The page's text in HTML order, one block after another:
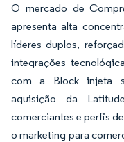
O mercado de
apresenta alta
líderes duplos,
integrações
com a Block injeta
aquisição da
comerciantes e perfis
o marketing para